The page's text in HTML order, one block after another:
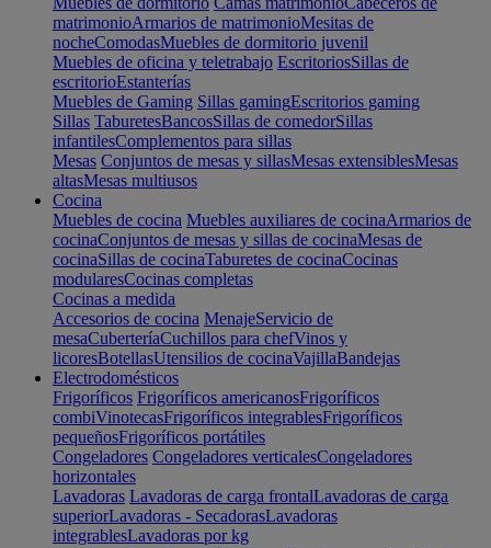
matrimonioArmarios de matrimonioMesitas de
nocheComodasMuebles de dormitorio juvenil
Muebles de oficina y teletrabajo EscritoriosSillas de
escritorioEstanterías
Muebles de Gaming Sillas gamingEscritorios gaming
Sillas TaburetesBancosSillas de comedorSillas
infantilesComplementos para sillas
Mesas Conjuntos de mesas y sillasMesas extensiblesMesas
altasMesas multiusos
Cocina
Muebles de cocina Muebles auxiliares de cocinaArmarios de
cocinaConjuntos de mesas y sillas de cocinaMesas de
cocinaSillas de cocinaTaburetes de cocinaCocinas
modularesCocinas completas
Cocinas a medida
Accesorios de cocina MenajeServicio de
mesaCuberteríaCuchillos para chefVinos y
licoresBotellasUtensilios de cocinaVajillaBandejas
Electrodomésticos
Frigoríficos Frigoríficos americanosFrigoríficos
combiVinotecasFrigoríficos integrablesFrigoríficos
pequeñosFrigoríficos portátiles
Congeladores Congeladores verticalesCongeladores
horizontales
Lavadoras Lavadoras de carga frontalLavadoras de carga
superiorLavadoras - SecadorasLavadoras
integrablesLavadoras por kg